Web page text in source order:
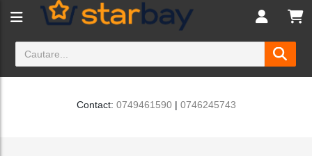
Contact: 0749461590| 0746245743